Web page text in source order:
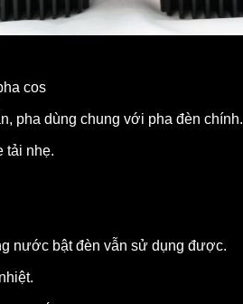
cos
pha dùng chung với pha đèn chính.
tải nhẹ.
nước bật đèn vẫn sử dụng được.